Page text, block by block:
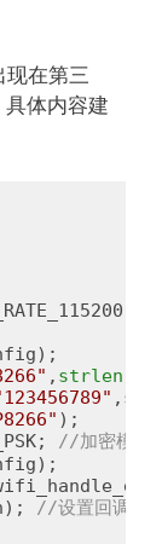
现在第三
体内容建
, strlen
,
);
//加密模式
//设置回调函